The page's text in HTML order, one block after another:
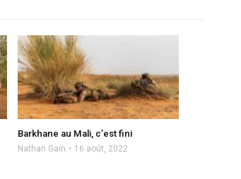
Barkhane au Mali, c’est fini
Nathan Gain 16 août, 2022